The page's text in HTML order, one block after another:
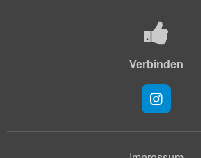
Verbinden
I
n
s